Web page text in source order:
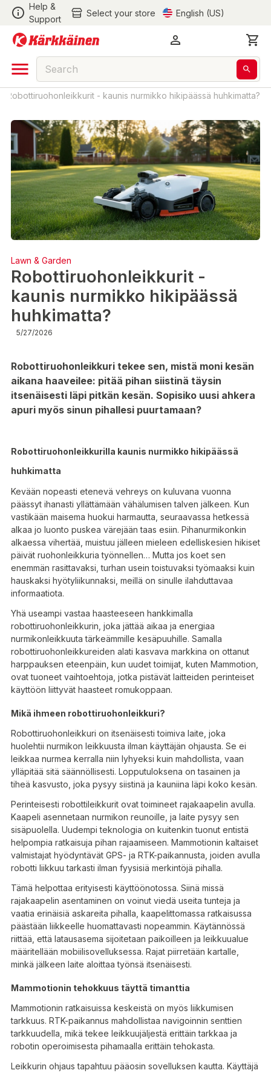
Help &
Support
Select your store English (US)
Robottiruohonleikkurit - kaunis nurmikko hikipäässä huhkimatta?
Lawn & Garden
Robottiruohonleikkurit -
kaunis nurmikko hikipäässä
huhkimatta?
5/27/2026
Robottiruohonleikkuri tekee sen, mistä moni kesän
aikana haaveilee: pitää pihan siistinä täysin
itsenäisesti läpi pitkän kesän. Sopisiko uusi ahkera
apuri myös sinun pihallesi puurtamaan?
Robottiruohonleikkurilla kaunis nurmikko hikipäässä
huhkimatta
Kevään nopeasti etenevä vehreys on kuluvana vuonna
päässyt ihanasti yllättämään vähälumisen talven jälkeen. Kun
vastikään maisema huokui harmautta, seuraavassa hetkessä
alkaa jo luonto puskea värejään taas esiin. Pihanurmikonkin
alkaessa vihertää, muistuu jälleen mieleen edelliskesien hikiset
päivät ruohonleikkuria työnnellen… Mutta jos koet sen
enemmän rasittavaksi, turhan usein toistuvaksi työmaaksi kuin
hauskaksi hyötyliikunnaksi, meillä on sinulle ilahduttavaa
informaatiota.
Yhä useampi vastaa haasteeseen hankkimalla
robottiruohonleikkurin, joka jättää aikaa ja energiaa
nurmikonleikkuuta tärkeämmille kesäpuuhille. Samalla
robottiruohonleikkureiden alati kasvava markkina on ottanut
harppauksen eteenpäin, kun uudet toimijat, kuten Mammotion,
ovat tuoneet vaihtoehtoja, jotka pistävät laitteiden perinteiset
käyttöön liittyvät haasteet romukoppaan.
Mikä ihmeen robottiruohonleikkuri?
Robottiruohonleikkuri on itsenäisesti toimiva laite, joka
huolehtii nurmikon leikkuusta ilman käyttäjän ohjausta. Se ei
leikkaa nurmea kerralla niin lyhyeksi kuin mahdollista, vaan
ylläpitää sitä säännöllisesti. Lopputuloksena on tasainen ja
tiheä kasvusto, joka pysyy siistinä ja kauniina läpi koko kesän.
Perinteisesti robottileikkurit ovat toimineet rajakaapelin avulla.
Kaapeli asennetaan nurmikon reunoille, ja laite pysyy sen
sisäpuolella. Uudempi teknologia on kuitenkin tuonut entistä
helpompia ratkaisuja pihan rajaamiseen. Mammotionin kaltaiset
valmistajat hyödyntävät GPS- ja RTK-paikannusta, joiden avulla
robotti liikkuu tarkasti ilman fyysisiä merkintöjä pihalla.
Tämä helpottaa erityisesti käyttöönotossa. Siinä missä
rajakaapelin asentaminen on voinut viedä useita tunteja ja
vaatia erinäisiä askareita pihalla, kaapelittomassa ratkaisussa
päästään liikkeelle huomattavasti nopeammin. Käytännössä
riittää, että latausasema sijoitetaan paikoilleen ja leikkuualue
määritellään mobiilisovelluksessa. Rajat piirretään kartalle,
minkä jälkeen laite aloittaa työnsä itsenäisesti.
Mammotionin tehokkuus täyttä timanttia
Mammotionin ratkaisuissa keskeistä on myös liikkumisen
tarkkuus. RTK-paikannus mahdollistaa navigoinnin senttien
tarkkuudella, mikä tekee leikkuujäljestä erittäin tarkkaa ja
robotin operoimisesta pihamaalla erittäin tehokasta.
Leikkurin ohjaus tapahtuu pääosin sovelluksen kautta. Käyttäjä